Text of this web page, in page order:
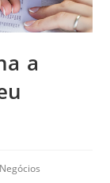
a
Negócios